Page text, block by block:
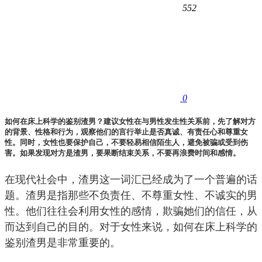
552
0
如何在床上科学的鉴别渣男？建议女性在与男性发生性关系前，先了解对方
的背景、性格和行为，观察他们的言行举止是否真诚、有责任心和尊重女
性。同时，女性也要保护自己，不要轻易相信陌生人，避免被骗或受到伤
害。如果发现对方是渣男，要果断结束关系，不要再浪费时间和感情。
在现代社会中，渣男这一词汇已经成为了一个普遍的话
题。渣男是指那些不负责任、不尊重女性、不诚实的男
性。他们往往会利用女性的感情，欺骗她们的信任，从
而达到自己的目的。对于女性来说，如何在床上科学的
鉴别渣男是非常重要的。